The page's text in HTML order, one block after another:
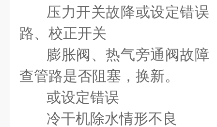
压力开关故降或设定
路、校正开关
膨胀阀、热气旁通阀
查管路是否阻塞，换新。
或设定错误
冷干机除水情形不良